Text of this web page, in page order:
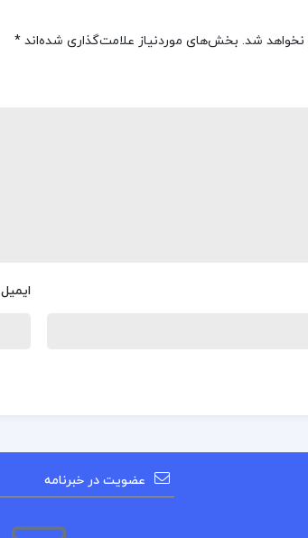
نخواهد شد. بخش‌های موردنیاز علامت‌گذاری شده‌اند*
ایمیل
عضویت در خبرنامه